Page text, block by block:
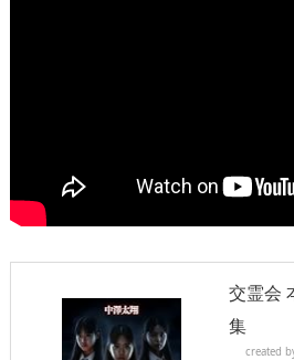
交霊会
集
created